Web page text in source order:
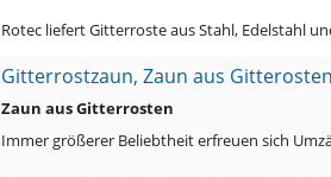
Rotec liefert Gitterroste aus Stahl, Edelstahl
Gitterrostzaun, Zaun aus
Zaun aus Gitterrosten
Immer größerer Beliebtheit erfreuen sich